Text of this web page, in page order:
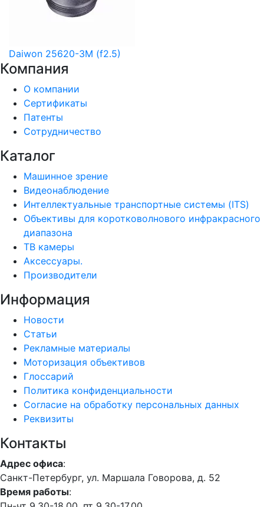
Daiwon 25620-3M (f2.5)
Компания
О компании
Сертификаты
Патенты
Сотрудничество
Каталог
Машинное зрение
Видеонаблюдение
Интеллектуальные транспортные системы (ITS)
Объективы для коротковолнового инфракрасного
диапазона
ТВ камеры
Аксессуары.
Производители
Информация
Новости
Статьи
Рекламные материалы
Моторизация объективов
Глоссарий
Политика конфиденциальности
Согласие на обработку персональных данных
Реквизиты
Контакты
Адрес офиса:
Санкт-Петербург, ул. Маршала Говорова, д. 52
Время работы: